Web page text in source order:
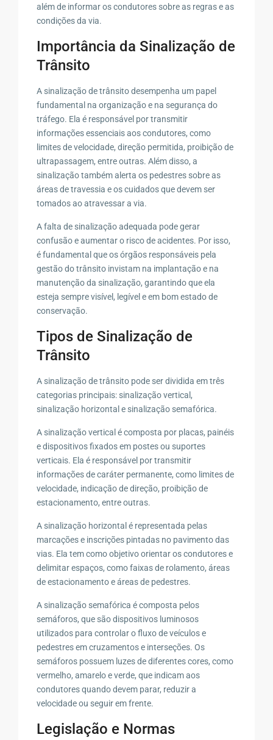
além de informar os condutores sobre as regras e as
condições da via.
Importância da Sinalização de
Trânsito
A sinalização de trânsito desempenha um papel
fundamental na organização e na segurança do
tráfego. Ela é responsável por transmitir
informações essenciais aos condutores, como
limites de velocidade, direção permitida, proibição de
ultrapassagem, entre outras. Além disso, a
sinalização também alerta os pedestres sobre as
áreas de travessia e os cuidados que devem ser
tomados ao atravessar a via.
A falta de sinalização adequada pode gerar
confusão e aumentar o risco de acidentes. Por isso,
é fundamental que os órgãos responsáveis pela
gestão do trânsito invistam na implantação e na
manutenção da sinalização, garantindo que ela
esteja sempre visível, legível e em bom estado de
conservação.
Tipos de Sinalização de
Trânsito
A sinalização de trânsito pode ser dividida em três
categorias principais: sinalização vertical,
sinalização horizontal e sinalização semafórica.
A sinalização vertical é composta por placas, painéis
e dispositivos fixados em postes ou suportes
verticais. Ela é responsável por transmitir
informações de caráter permanente, como limites de
velocidade, indicação de direção, proibição de
estacionamento, entre outras.
A sinalização horizontal é representada pelas
marcações e inscrições pintadas no pavimento das
vias. Ela tem como objetivo orientar os condutores e
delimitar espaços, como faixas de rolamento, áreas
de estacionamento e áreas de pedestres.
A sinalização semafórica é composta pelos
semáforos, que são dispositivos luminosos
utilizados para controlar o fluxo de veículos e
pedestres em cruzamentos e interseções. Os
semáforos possuem luzes de diferentes cores, como
vermelho, amarelo e verde, que indicam aos
condutores quando devem parar, reduzir a
velocidade ou seguir em frente.
Legislação e Normas